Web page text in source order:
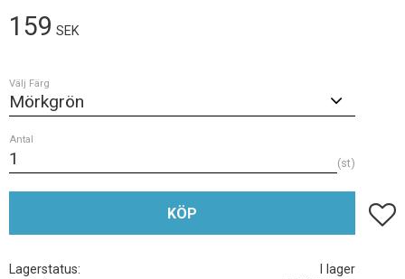
159 SEK
Välj Färg
Antal
st
KÖP Lägg
Lagerstatus
I lager